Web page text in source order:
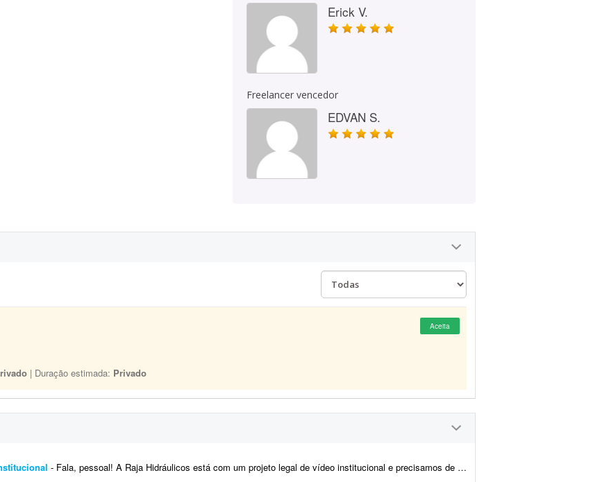
Erick V.
Freelancer vencedor
EDVAN S.
Aceita
| Duração estimada: Privado
- Fala, pessoal! A Raja Hidráulicos está com um projeto legal de vídeo institucional e precisamos de alguém que dê conta de umas 3 frentes: - Trechos feitos com IA ...